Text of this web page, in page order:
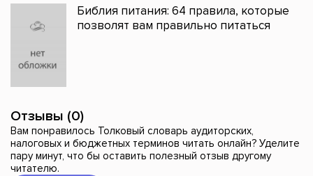
Библия питания: 64 правила, которые
позволят вам правильно питаться
Отзывы (0)
Вам понравилось Толковый словарь аудиторских,
налоговых и бюджетных терминов читать онлайн? Уделите
пару минут, что бы оставить полезный отзыв другому
читателю.